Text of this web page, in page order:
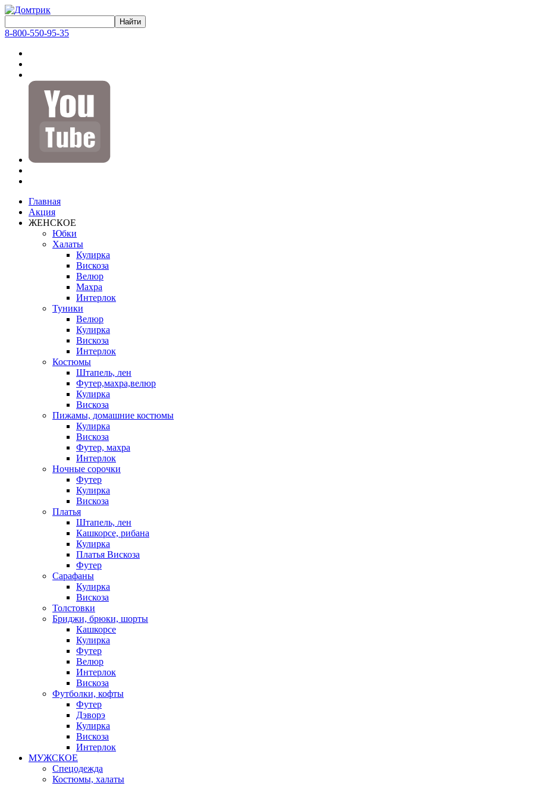
8-800-550-95-35
Главная
Акция
ЖЕНСКОЕ
Юбки
Халаты
Кулирка
Вискоза
Велюр
Махра
Интерлок
Туники
Велюр
Кулирка
Вискоза
Интерлок
Костюмы
Штапель, лен
Футер,махра,велюр
Кулирка
Вискоза
Пижамы, домашние костюмы
Кулирка
Вискоза
Футер, махра
Интерлок
Ночные сорочки
Футер
Кулирка
Вискоза
Платья
Штапель, лен
Кашкорсе, рибана
Кулирка
Платья Вискоза
Футер
Сарафаны
Кулирка
Вискоза
Толстовки
Бриджи, брюки, шорты
Кашкорсе
Кулирка
Футер
Велюр
Интерлок
Вискоза
Футболки, кофты
Футер
Дэворэ
Кулирка
Вискоза
Интерлок
МУЖСКОЕ
Спецодежда
Костюмы, халаты